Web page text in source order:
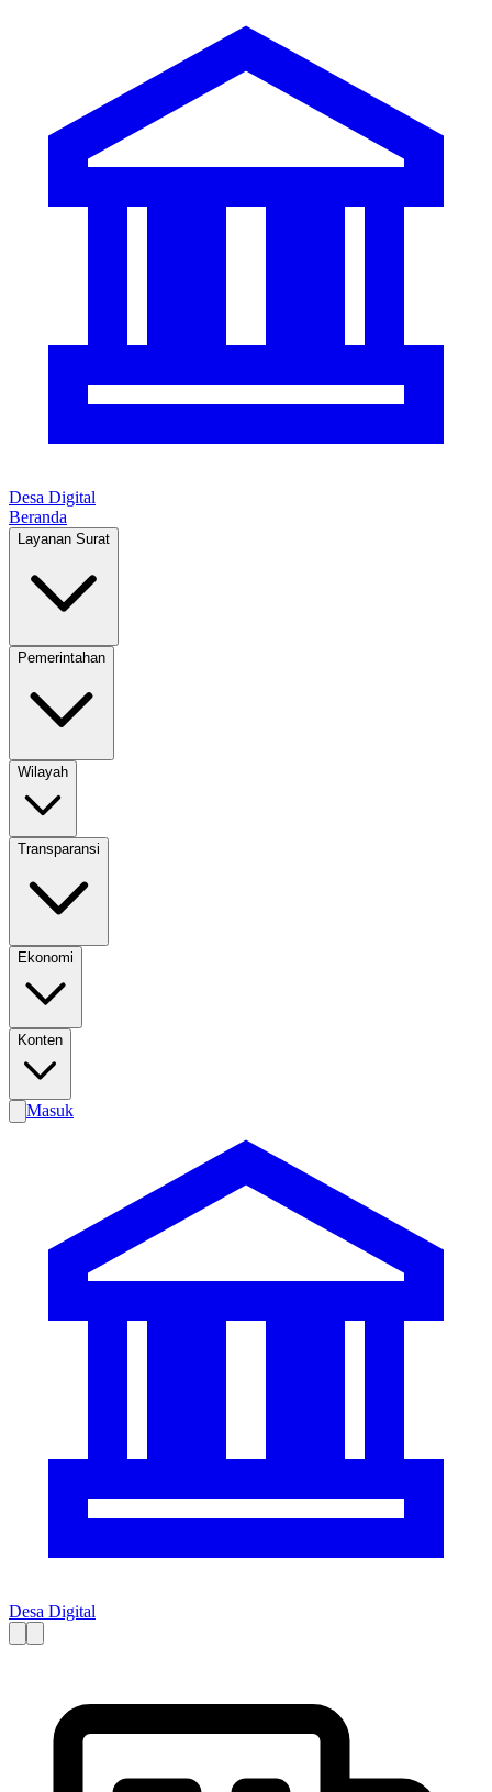
Desa Digital
Beranda
Layanan Surat
Pemerintahan
Wilayah
Transparansi
Ekonomi
Konten
Masuk
Desa Digital